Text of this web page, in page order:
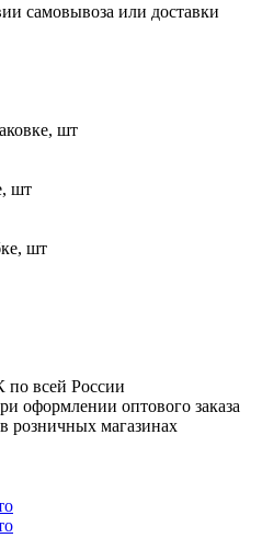
самовывоза или доставки
шт
шт
шт
по всей России
оформлении оптового заказа
розничных магазинах